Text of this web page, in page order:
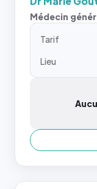
Médecin
Tarif
Lieu